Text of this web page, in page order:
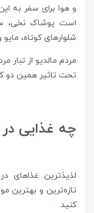
و هوا برای سفر به
است پوشاک نخی،
شلوارهای کوتاه،
مردم مالدیو از تبار
تحت تاثیر همین دو
چه غذایی در
لذیذترین غذاهای
تازه‌ترین و بهترین
کنید.